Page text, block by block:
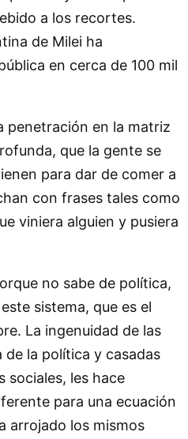
a los recortes.
de Milei ha
en cerca de 100 mil
penetración en la matriz
que la gente se
para dar de comer a
con frases tales como
viniera alguien y pusiera
no sabe de política,
sistema, que es el
La ingenuidad de las
la política y casadas
sociales, les hace
para una ecuación
arrojado los mismos